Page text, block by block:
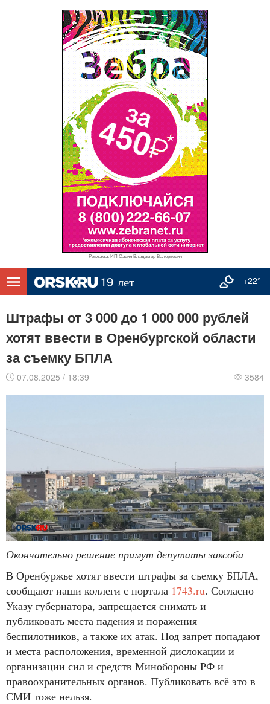
Реклама. ИП Савин Владимир Валерьевич
+22°
Штрафы от 3 000 до 1 000 000 рублей
хотят ввести в Оренбургской области
за съемку БПЛА
07.08.2025 / 18:39 3584
Окончательно решение примут депутаты заксоба
В Оренбуржье хотят ввести штрафы за съемку БПЛА,
сообщают наши коллеги с портала 1743.ru. Согласно
Указу губернатора, запрещается снимать и
публиковать места падения и поражения
беспилотников, а также их атак. Под запрет попадают
и места расположения, временной дислокации и
организации сил и средств Минобороны РФ и
правоохранительных органов. Публиковать всё это в
СМИ тоже нельзя.